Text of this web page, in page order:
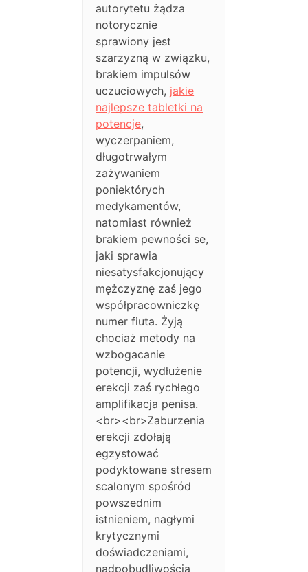
autorytetu żądza
notorycznie
sprawiony jest
szarzyzną w związku,
brakiem impulsów
uczuciowych, jakie
najlepsze tabletki na
potencje,
wyczerpaniem,
długotrwałym
zażywaniem
poniektórych
medykamentów,
natomiast również
brakiem pewności se,
jaki sprawia
niesatysfakcjonujący
mężczyznę zaś jego
współpracowniczkę
numer fiuta. Żyją
chociaż metody na
wzbogacanie
potencji, wydłużenie
erekcji zaś rychłego
amplifikacja penisa.
<br><br>Zaburzenia
erekcji zdołają
egzystować
podyktowane stresem
scalonym spośród
powszednim
istnieniem, nagłymi
krytycznymi
doświadczeniami,
nadpobudliwością